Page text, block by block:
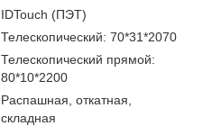
IDTouch (ПЭТ)
Телескопический: 70*31*2070
Телескопический прямой:
80*10*2200
Распашная, откатная,
складная